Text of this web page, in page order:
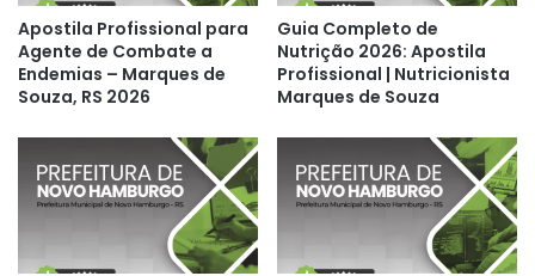
Apostila Profissional para
Agente de Combate a
Endemias – Marques de
Souza, RS 2026
Guia Completo de
Nutrição 2026: Apostila
Profissional | Nutricionista
Marques de Souza